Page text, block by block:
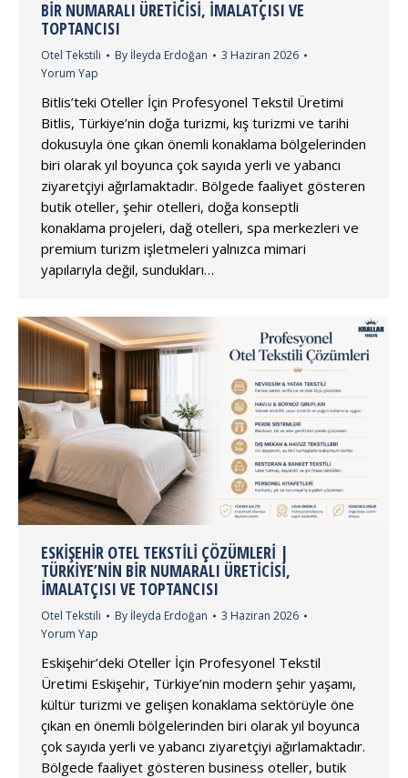
BIR NUMARALI ÜRETICISI, İMALATÇISI VE
TOPTANCISI
Otel Tekstili By İleyda Erdoğan
3 Haziran 2026
Yorum Yap
Bitlis’teki Oteller İçin Profesyonel Tekstil Üretimi
Bitlis, Türkiye’nin doğa turizmi, kış turizmi ve tarihi
dokusuyla öne çıkan önemli konaklama bölgelerinden
biri olarak yıl boyunca çok sayıda yerli ve yabancı
ziyaretçiyi ağırlamaktadır. Bölgede faaliyet gösteren
butik oteller, şehir otelleri, doğa konseptli
konaklama projeleri, dağ otelleri, spa merkezleri ve
premium turizm işletmeleri yalnızca mimari
yapılarıyla değil, sundukları…
ESKIŞEHIR OTEL TEKSTILI ÇÖZÜMLERI |
TÜRKIYE’NIN BIR NUMARALI ÜRETICISI,
İMALATÇISI VE TOPTANCISI
Otel Tekstili By İleyda Erdoğan
3 Haziran 2026
Yorum Yap
Eskişehir’deki Oteller İçin Profesyonel Tekstil
Üretimi Eskişehir, Türkiye’nin modern şehir yaşamı,
kültür turizmi ve gelişen konaklama sektörüyle öne
çıkan en önemli bölgelerinden biri olarak yıl boyunca
çok sayıda yerli ve yabancı ziyaretçiyi ağırlamaktadır.
Bölgede faaliyet gösteren business oteller, butik